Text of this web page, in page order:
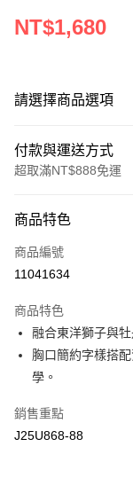
NT$1,680
請選擇商品選項
付款與運送方式
超取滿NT$888免運
信用卡一次付款
超商取貨付款
Apple Pay
街口支付
商品特色
商品編號
11041634
商品特色
融合東洋獅子與
胸口簡約字樣搭
學。
銷售重點
J25U868-88